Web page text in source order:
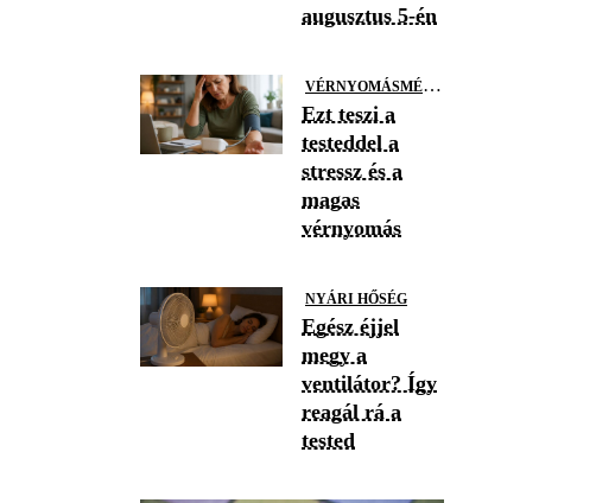
augusztus 5-én
V
ÉRNYOMÁSMÉRÉS
Ezt teszi a
testeddel a
stressz és a
magas
vérnyomás
NYÁRI HŐSÉG
Egész éjjel
megy a
ventilátor? Így
reagál rá a
tested